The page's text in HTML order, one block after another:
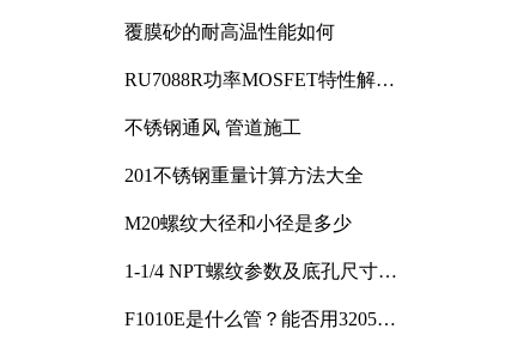
覆膜砂的耐高温性能如何
RU7088R功率MOSFET特性解析
不锈钢通风 管道施工
201不锈钢重量计算方法大全
M20螺纹大径和小径是多少
1-1/4 NPT螺纹参数及底孔尺寸详
F1010E是什么管？能否用3205或